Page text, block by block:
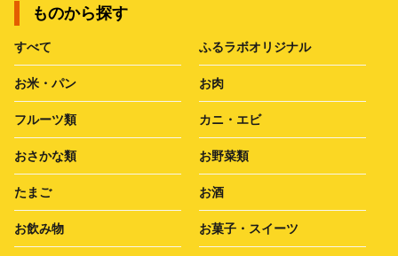
ものから探す
すべて ふるラボオリジナル
お米・パン お肉
フルーツ類 カニ・エビ
おさかな類 お野菜類
たまご お酒
お飲み物 お菓子・スイーツ